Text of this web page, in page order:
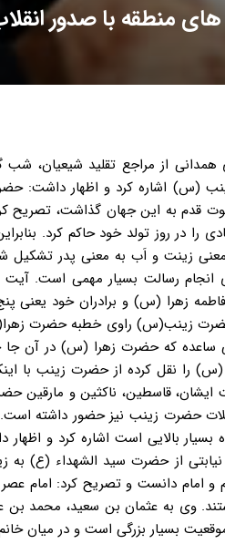
منطقه با صدور
همدانی از مراجع تقلید شیعیان، شب
(س) اشاره کرد و اظهار داشت:
اینکه در سال ۵ هجرت نوزادی در خاندان نبوت قدم به این جهان گذاشت،
در روز تولد خود حاکم کرد.
معنی زینت و اَب به معنی پدر تشکیل
رسالت بسیار مهمی است. آیت
زهرا (س) و برادران خود یعنی
زینب(س) راوی خطبه حضرت
ساعده که حضرت زهرا (س) در آن
ایشان، قاسطین، ناکثین و مارقین
(ع) با همه مشکلات حضرت زینب نیز حضور داشته
بالایی است اشاره کرد و اظهار
از حضرت سید الشهداء (ع) به
امام دانست و تصریح کرد: امام
وی به عثمان بن سعید، محمد بن